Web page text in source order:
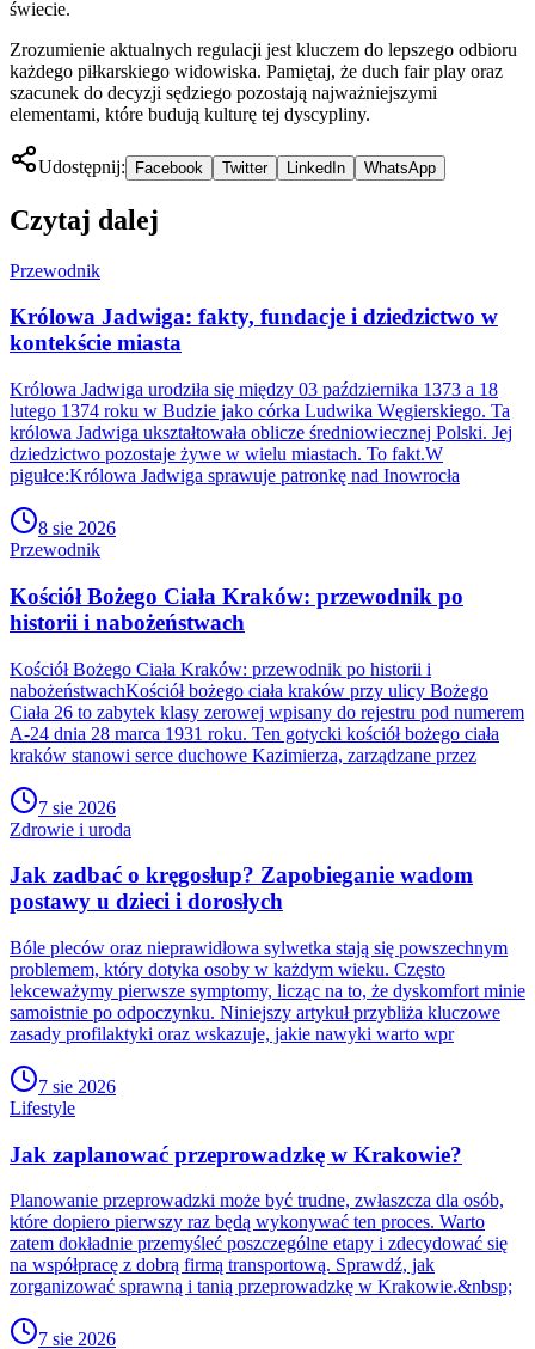
świecie.
Zrozumienie aktualnych regulacji jest kluczem do lepszego odbioru
każdego piłkarskiego widowiska. Pamiętaj, że duch fair play oraz
szacunek do decyzji sędziego pozostają najważniejszymi
elementami, które budują kulturę tej dyscypliny.
Udostępnij: Facebook Twitter LinkedIn WhatsApp
Czytaj dalej
Przewodnik
Królowa Jadwiga: fakty, fundacje i dziedzictwo w
kontekście miasta
Królowa Jadwiga urodziła się między 03 października 1373 a 18
lutego 1374 roku w Budzie jako córka Ludwika Węgierskiego. Ta
królowa Jadwiga ukształtowała oblicze średniowiecznej Polski. Jej
dziedzictwo pozostaje żywe w wielu miastach. To fakt.W
pigułce:Królowa Jadwiga sprawuje patronkę nad Inowrocła
8 sie 2026
Przewodnik
Kościół Bożego Ciała Kraków: przewodnik po
historii i nabożeństwach
Kościół Bożego Ciała Kraków: przewodnik po historii i
nabożeństwachKościół bożego ciała kraków przy ulicy Bożego
Ciała 26 to zabytek klasy zerowej wpisany do rejestru pod numerem
A-24 dnia 28 marca 1931 roku. Ten gotycki kościół bożego ciała
kraków stanowi serce duchowe Kazimierza, zarządzane przez
7 sie 2026
Zdrowie i uroda
Jak zadbać o kręgosłup? Zapobieganie wadom
postawy u dzieci i dorosłych
Bóle pleców oraz nieprawidłowa sylwetka stają się powszechnym
problemem, który dotyka osoby w każdym wieku. Często
lekceważymy pierwsze symptomy, licząc na to, że dyskomfort minie
samoistnie po odpoczynku. Niniejszy artykuł przybliża kluczowe
zasady profilaktyki oraz wskazuje, jakie nawyki warto wpr
7 sie 2026
Lifestyle
Jak zaplanować przeprowadzkę w Krakowie?
Planowanie przeprowadzki może być trudne, zwłaszcza dla osób,
które dopiero pierwszy raz będą wykonywać ten proces. Warto
zatem dokładnie przemyśleć poszczególne etapy i zdecydować się
na współpracę z dobrą firmą transportową. Sprawdź, jak
zorganizować sprawną i tanią przeprowadzkę w Krakowie.&nbsp;
7 sie 2026